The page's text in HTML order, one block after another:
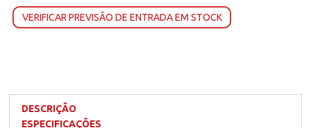
VERIFICAR PREVISÃO DE ENTRADA EM STOCK
DESCRIÇÃO
ESPECIFICAÇÕES